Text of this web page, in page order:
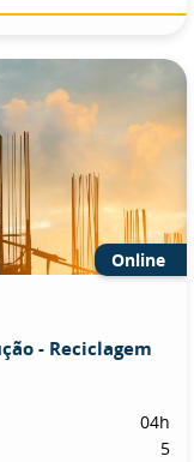
Online
- Reciclagem
04h
5